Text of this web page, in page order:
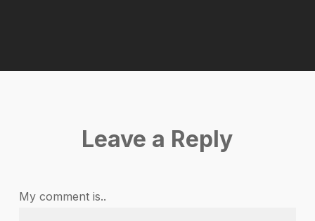
Leave a Reply
My comment is..